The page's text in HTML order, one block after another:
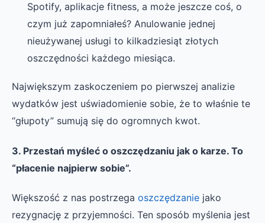
Spotify, aplikacje fitness, a może jeszcze coś, o
czym już zapomniałeś? Anulowanie jednej
nieużywanej usługi to kilkadziesiąt złotych
oszczędności każdego miesiąca.
Największym zaskoczeniem po pierwszej analizie
wydatków jest uświadomienie sobie, że to właśnie te
“głupoty” sumują się do ogromnych kwot.
3. Przestań myśleć o oszczędzaniu jak o karze. To
“płacenie najpierw sobie”.
Większość z nas postrzega oszczędzanie jako
rezygnację z przyjemności. Ten sposób myślenia jest